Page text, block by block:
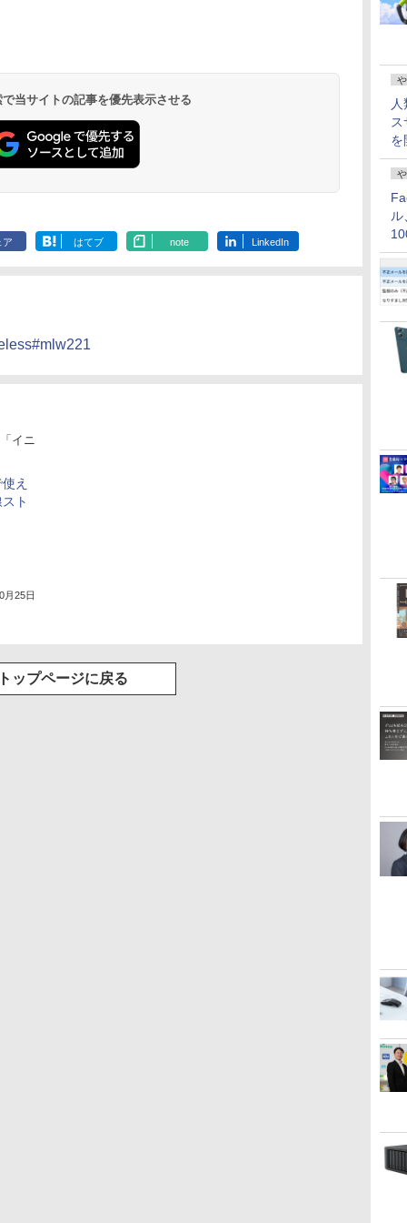
を
価
当サイトの記事を優先表示させる
ア はてブ note LinkedIn
イニ
え
ト
月25日
ップページに戻る